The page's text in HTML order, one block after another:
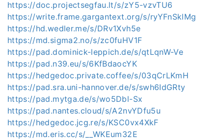
https://doc.projectsegfau.lt/s/zY5-vzvTU6
https://write.frame.gargantext.org/s/ryYFnSklMg
https://hd.wedler.me/s/DRv1Xvh5e
https://md.sigma2.no/s/zc0fuHV1F
https://pad.dominick-leppich.de/s/qtLqnW-Ve
https://pad.n39.eu/s/6KfBdaocYK
https://hedgedoc.private.coffee/s/03qCrLKmH
https://pad.sra.uni-hannover.de/s/swh6IdGRty
https://pad.mytga.de/s/wo5Dbl-Sx
https://pad.nantes.cloud/s/A2nvYDfu5u
https://hedgedoc.jcg.re/s/KSC0vx4XkF
https://md.eris.cc/s/__WKEum32E